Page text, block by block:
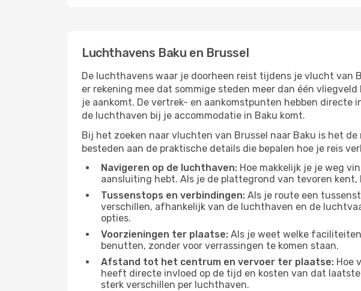
Luchthavens Baku en Brussel
De luchthavens waar je doorheen reist tijdens je vlucht van
er rekening mee dat sommige steden meer dan één
je aankomt. De vertrek- en aankomstpunten hebben
de luchthaven bij je accommodatie in Baku komt.
Bij het zoeken naar vluchten van Brussel naar Baku is het
besteden aan de praktische details die bepalen hoe je reis
Navigeren op de luchthaven: Hoe makkelijk je je weg
aansluiting hebt. Als je de plattegrond van tevoren kent,
Tussenstops en verbindingen: Als je route een
verschillen, afhankelijk van de luchthaven en de
opties.
Voorzieningen ter plaatse: Als je weet welke
benutten, zonder voor verrassingen te komen staan.
Afstand tot het centrum en vervoer ter plaatse: Hoe
heeft directe invloed op de tijd en kosten van dat
sterk verschillen per luchthaven.